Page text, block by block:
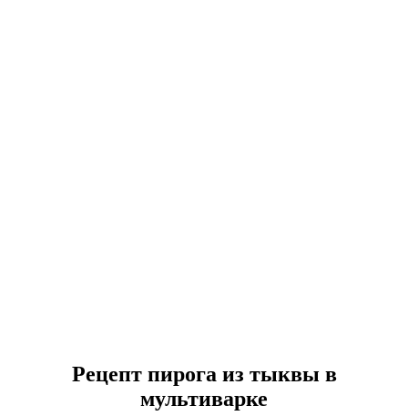
Рецепт пирога из тыквы в
мультиварке